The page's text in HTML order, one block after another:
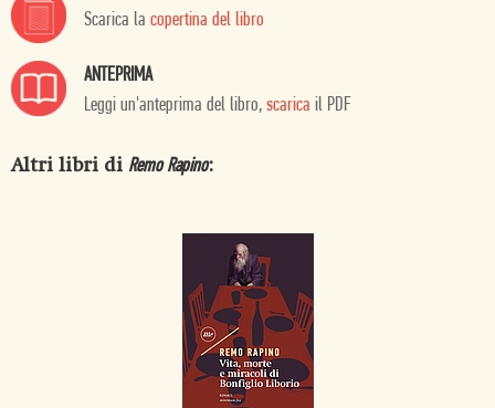
Scarica la copertina del libro
ANTEPRIMA
Leggi un'anteprima del libro, scarica il PDF
Altri libri di Remo Rapino: